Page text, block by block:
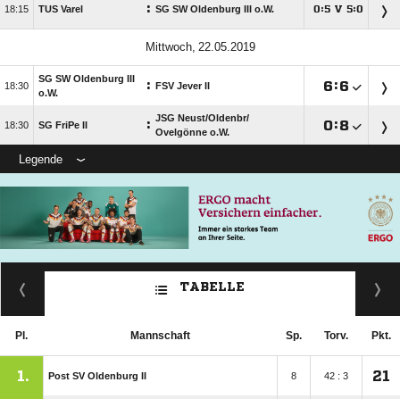
 TUS Varel : SG SW Oldenburg III o.W. :V :
 

SG SW Oldenburg III
o.W.
: FSV Jever II :
 SG FriPe II : JSG Neust/​Oldenbr/​
Ovelgönne o.W.
:
Legende
TABELLE
Pl. Mannschaft Sp. Torv. Pkt.
1. Post SV Oldenburg II 8 42 : 3 21